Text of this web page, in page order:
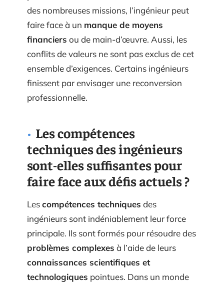
des nombreuses missions, l’ingénieur peut
faire face à un manque de moyens
financiers ou de main-d’œuvre. Aussi, les
conflits de valeurs ne sont pas exclus de cet
ensemble d’exigences. Certains ingénieurs
finissent par envisager une reconversion
professionnelle.
Les compétences
techniques des ingénieurs
sont-elles suffisantes pour
faire face aux défis actuels ?
Lescompétences techniques des
ingénieurs sont indéniablement leur force
principale. Ils sont formés pour résoudre des
problèmes complexes à l’aide de leurs
connaissances scientifiques et
technologiques pointues. Dans un monde